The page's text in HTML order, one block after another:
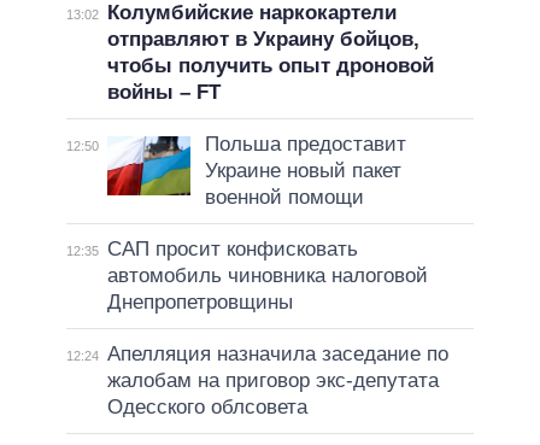
13:02
Колумбийские наркокартели
отправляют в Украину бойцов,
чтобы получить опыт дроновой
войны – FT
12:50
Польша предоставит
Украине новый пакет
военной помощи
12:35
САП просит конфисковать
автомобиль чиновника налоговой
Днепропетровщины
12:24 Апелляция назначила заседание по
жалобам на приговор экс-депутата
Одесского облсовета